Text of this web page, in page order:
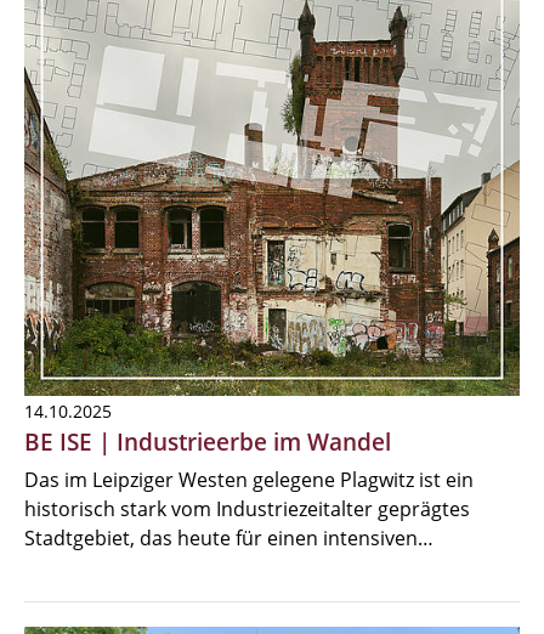
14.10.2025
BE ISE | Industrieerbe im Wandel
Das im Leipziger Westen gelegene Plagwitz ist ein
historisch stark vom Industriezeitalter geprägtes
Stadtgebiet, das heute für einen intensiven…